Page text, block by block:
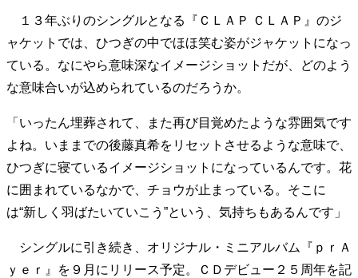
マインドセット
重圧との向き合い方 一流のルーティン
20代の現在地
忘れられない言葉
10代・20代の土台
ライフスタイル・生き方
40代からの景色 50代のリアル
美しさの哲学
パートナーとの歩み方
親になるということ
病が教えてくれたこと
移住という選択
私を彩るエッセンス
60代のネクストステージ
70代のグランドデザイン
１３年ぶりのシングルとなる『ＣＬＡＰ ＣＬＡＰ』のジ
ャケットでは、ひつぎの中でほほ笑む姿がジャケットになっ
ている。なにやら意味深なイメージショットだが、どのよう
な意味合いが込められているのだろうか。
「いったん埋葬されて、また再び目覚めたような雰囲気です
よね。いままでの後藤真希をリセットさせるような意味で、
ひつぎに寝ているイメージショットになっているんです。花
に囲まれているなかで、チョウが止まっている。そこに
は“新しく羽ばたいていこう”という、気持ちもあるんです」
シングルに引き続き、オリジナル・ミニアルバム『ｐｒＡ
ｙｅｒ』を９月にリリース予定。ＣＤデビュー２５周年を記